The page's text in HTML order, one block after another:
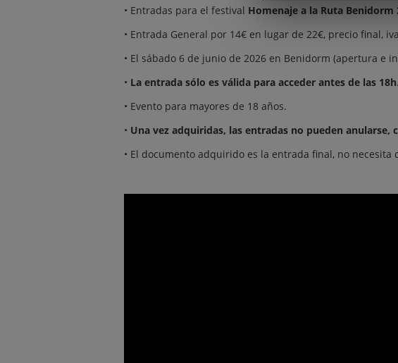
• Entradas para el festival Homenaje a la Ruta Benidorm
• Entrada General por 14€ en lugar de 22€, precio final,
• El sábado 6 de junio de 2026 en Benidorm (apertura e
• La entrada sólo es válida para acceder antes de las 18h.
• Evento para mayores de 18 años.
• Una vez adquiridas, las entradas no pueden anularse,
• El documento adquirido es la entrada final, no necesita